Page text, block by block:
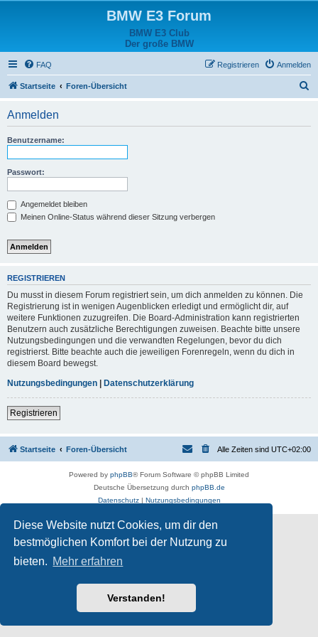
Diese Website nutzt Cookies, um dir den
bestmöglichen Komfort bei der Nutzung zu
bieten. Mehr erfahren
Verstanden!
BMW E3 Forum
BMW E3 Club
Der große BMW
FAQ Anmelden
Registrieren
Startseite Foren-Übersicht
Anmelden
Benutzername:
Passwort:
Angemeldet bleiben
Meinen Online-Status während dieser Sitzung verbergen
REGISTRIEREN
Du musst in diesem Forum registriert sein, um dich anmelden zu können. Die
Registrierung ist in wenigen Augenblicken erledigt und ermöglicht dir, auf
weitere Funktionen zuzugreifen. Die Board-Administration kann registrierten
Benutzern auch zusätzliche Berechtigungen zuweisen. Beachte bitte unsere
Nutzungsbedingungen und die verwandten Regelungen, bevor du dich
registrierst. Bitte beachte auch die jeweiligen Forenregeln, wenn du dich in
diesem Board bewegst.
Nutzungsbedingungen | Datenschutzerklärung
Registrieren
Startseite Foren-Übersicht Alle Zeiten sind UTC+02:00
Powered by phpBB® Forum Software © phpBB Limited
Deutsche Übersetzung durch phpBB.de
Datenschutz| Nutzungsbedingungen